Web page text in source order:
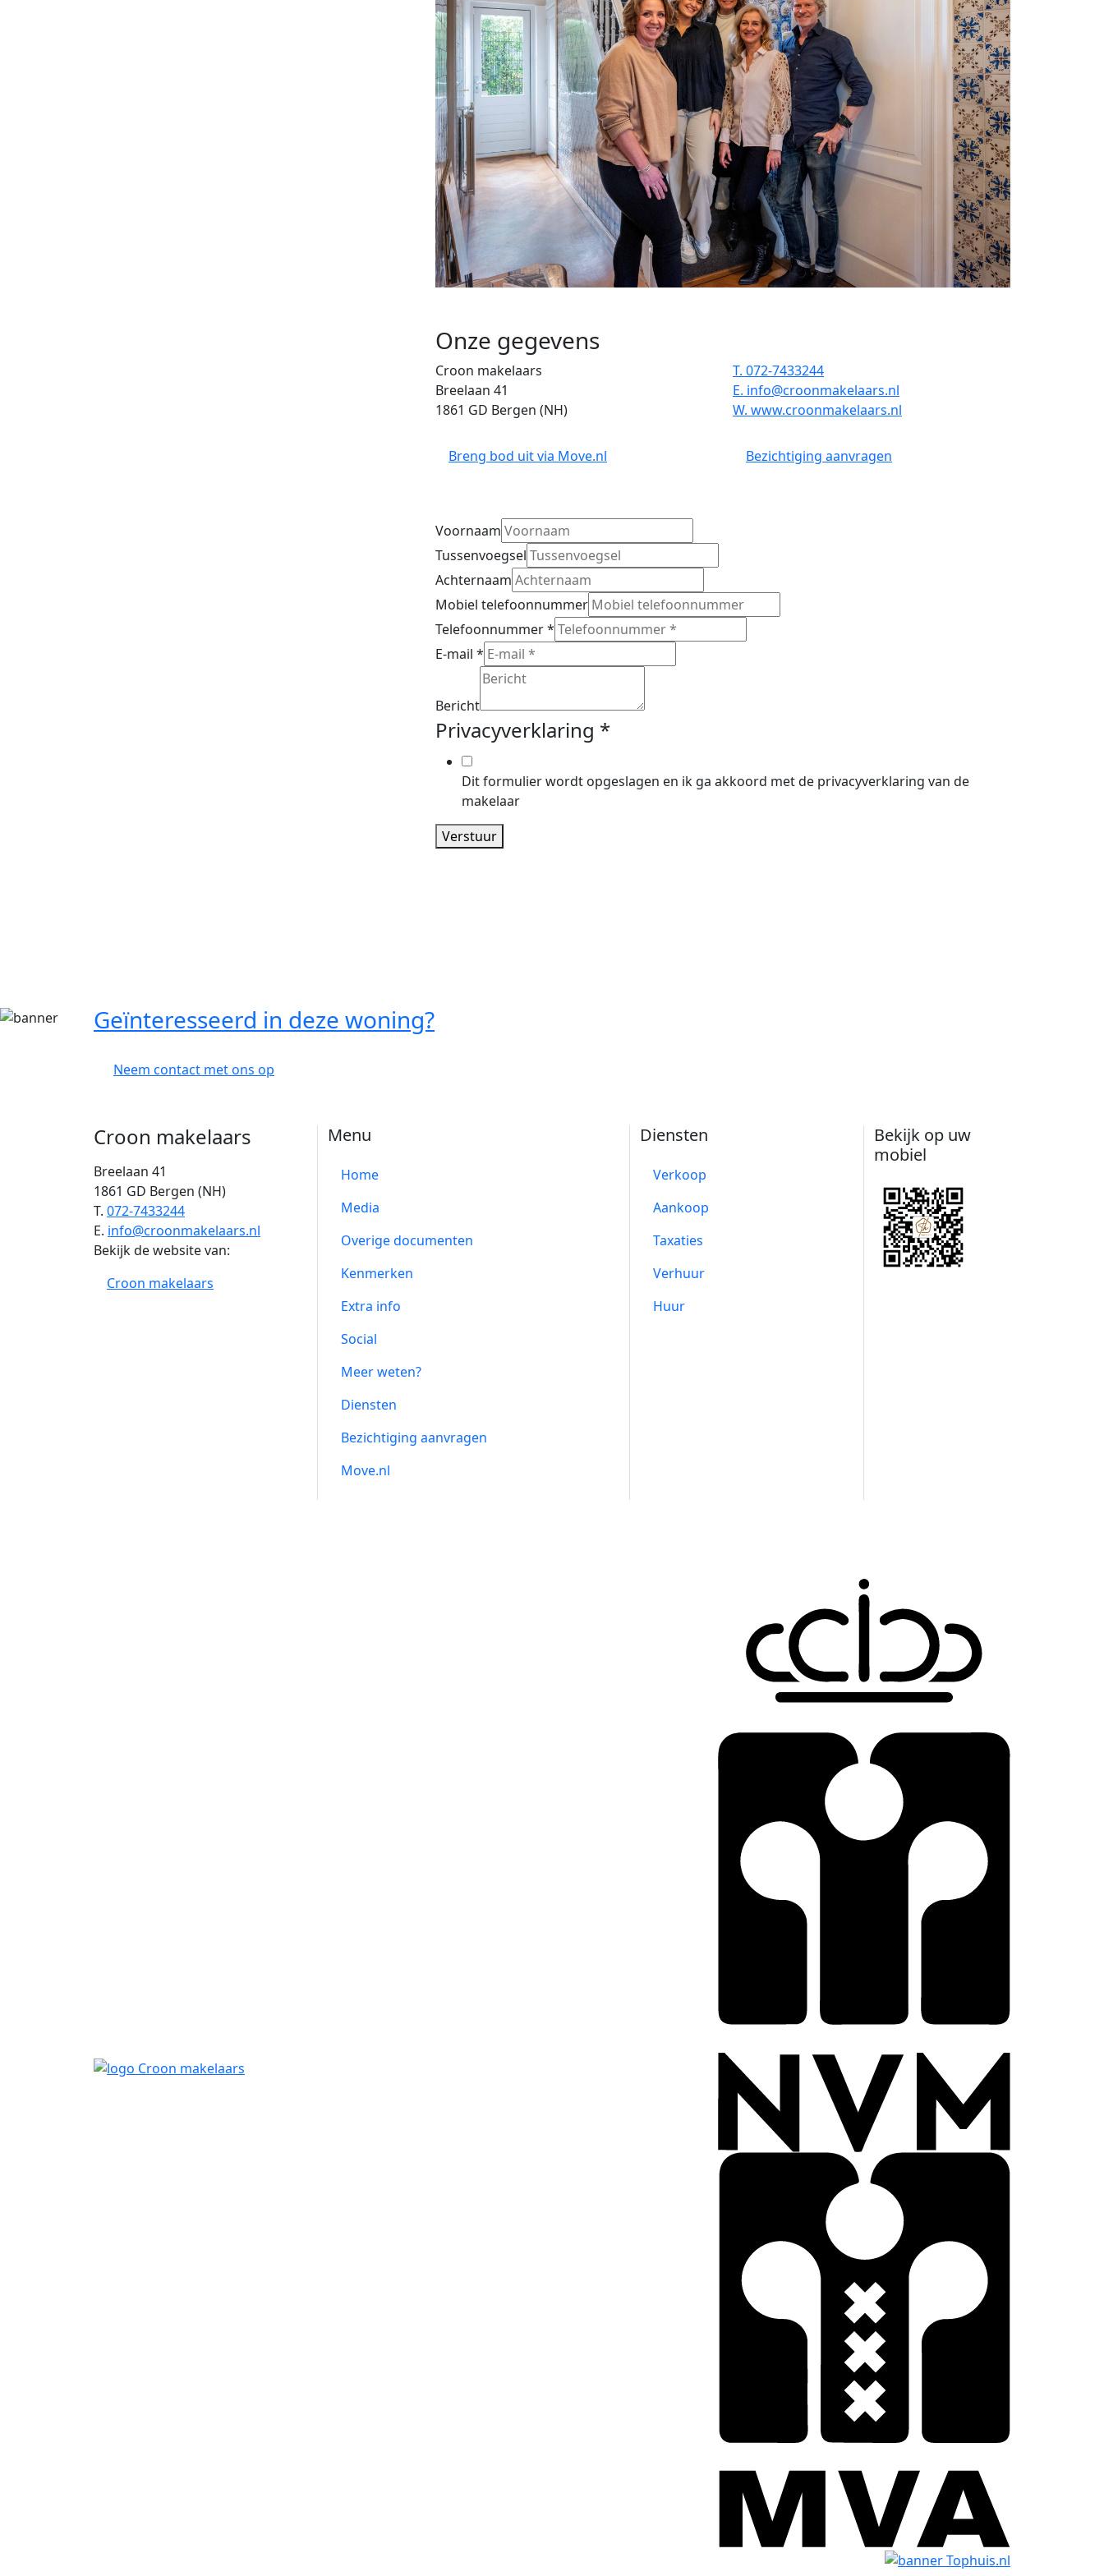
Onze gegevens
Croon makelaars
Breelaan 41
1861 GD Bergen (NH)
T. 072-7433244
E. info@croonmakelaars.nl
W. www.croonmakelaars.nl
Breng bod uit via Move.nl Bezichtiging aanvragen
Voornaam
Tussenvoegsel
Achternaam
Mobiel telefoonnummer
Telefoonnummer*
E-mail *
Bericht
Privacyverklaring *
Dit formulier wordt opgeslagen en ik ga akkoord met de privacyverklaring van de
makelaar
Verstuur
Geïnteresseerd in deze woning?
Neem contact met ons op
Croon makelaars
Breelaan 41
1861 GD Bergen (NH)
T. 072-7433244
E. info@croonmakelaars.nl
Bekijk de website van:
Croon makelaars
Menu
Home
Media
Overige documenten
Kenmerken
Extra info
Social
Meer weten?
Diensten
Bezichtiging aanvragen
Move.nl
Diensten
Verkoop
Aankoop
Taxaties
Verhuur
Huur
Bekijk op uw
mobiel